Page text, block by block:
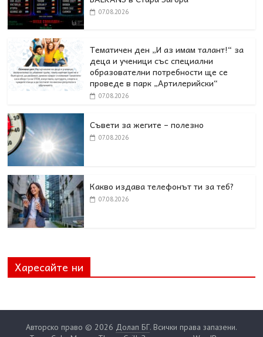
07.08.2026
Тематичен ден „И аз имам талант!“ за
деца и ученици със специални
образователни потребности ще се
проведе в парк „Артилерийски“
07.08.2026
Съвети за жегите – полезно
07.08.2026
Какво издава телефонът ти за теб?
07.08.2026
Харесайте ни
Авторско право © 2026 Долап БГ. Всички права запазени.